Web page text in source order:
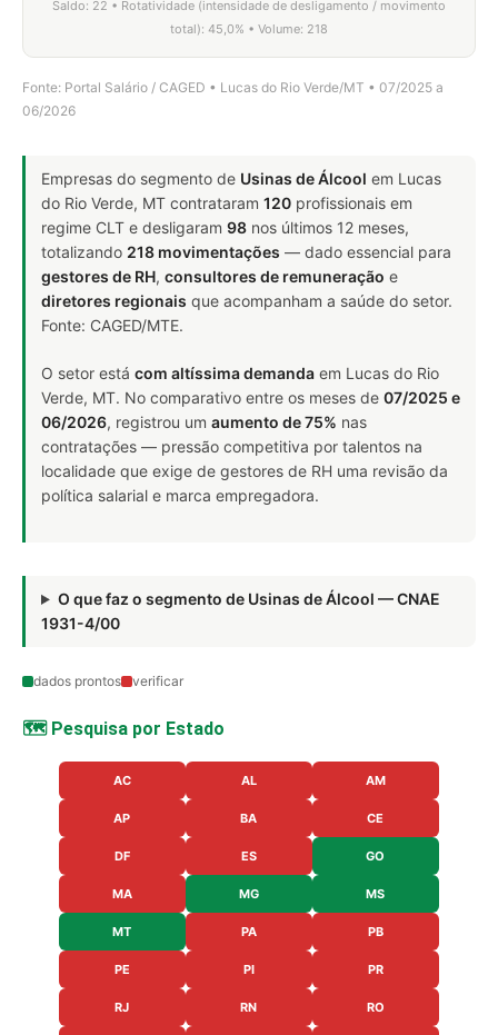
Saldo: 22 • Rotatividade (intensidade de desligamento / movimento
total): 45,0% • Volume: 218
Fonte: Portal Salário / CAGED • Lucas do Rio Verde/MT • 07/2025 a
06/2026
Empresas do segmento de Usinas de Álcool em Lucas
do Rio Verde, MT contrataram 120 profissionais em
regime CLT e desligaram 98 nos últimos 12 meses,
totalizando 218 movimentações — dado essencial para
gestores de RH, consultores de remuneração e
diretores regionais que acompanham a saúde do setor.
Fonte: CAGED/MTE.
O setor está com altíssima demanda em Lucas do Rio
Verde, MT. No comparativo entre os meses de 07/2025 e
06/2026, registrou um aumento de 75% nas
contratações — pressão competitiva por talentos na
localidade que exige de gestores de RH uma revisão da
política salarial e marca empregadora.
O que faz o segmento de Usinas de Álcool — CNAE
1931-4/00
dados prontos verificar
🗺️ Pesquisa por Estado
AC AL AM
AP BA CE
DF ES GO
MA MG MS
MT PA PB
PE PI PR
RJ RN RO